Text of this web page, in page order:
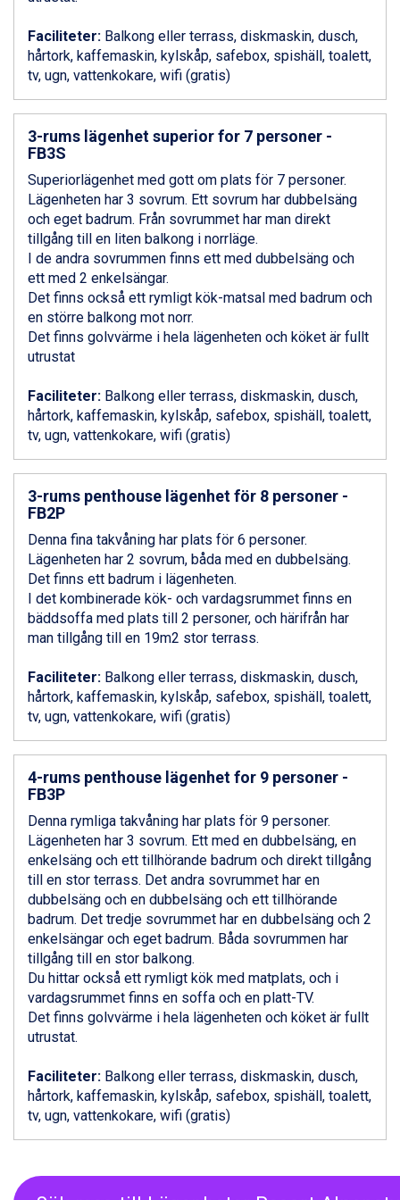
Ponte di Legno från 7.395 kr.
Bad Gastein från 6.295 kr.
Sauze dOulx från 6.145 kr.
Arabba från 11.045 kr.
La Thuile från 7.045 kr.
Cervinia från 8.245 kr.
Bad Hofgastein från 8.595 kr.
Saalbach från 9.445 kr.
Sölden från 12.995 kr.
Champoluc från 5.945 kr.
Sestriere från 6.945 kr.
Wagrain från 7.095 kr.
Fieberbrunn från 9.645 kr.
Ischgl från 11.295 kr.
Val Thorens från 8.395 kr.
St. Anton från 11.245 kr.
Canazei från 7.195 kr.
Livigno från 5.595 kr.
Ponte di Legno från 7.395 kr.
Bad Gastein från 6.295 kr.
Alleghe från 8.545 kr.
Arabba från 11.045 kr.
La Thuile från 7.045 kr.
Cervinia från 8.245 kr.
Passo Tonale från 5.895 kr.
Bad Hofgastein från 8.595 kr.
Saalbach från 9.445 kr.
Sölden från 12.995 kr.
Sestriere från 6.945 kr.
Wagrain från 7.095 kr.
Fieberbrunn från 9.645 kr.
Ischgl från 11.295 kr.
Val Thorens från 8.395 kr.
St. Anton från 11.245 kr.
Zell am See från 6.295 kr.
Canazei från 7.195 kr.
Livigno från 5.595 kr.
Ponte di Legno från 7.395 kr.
Bad Gastein från 6.295 kr.
Sauze dOulx från 6.145 kr.
Alleghe från 8.545 kr.
Arabba från 11.045 kr.
La Thuile från 7.045 kr.
Cervinia från 8.245 kr.
Passo Tonale från 5.895 kr.
Bad Hofgastein från 8.595 kr.
Saalbach från 9.445 kr.
Champoluc från 5.945 kr.
Sestriere från 6.945 kr.
Wagrain från 7.095 kr.
Faciliteter: Balkong eller terrass, diskmaskin, dusch,
hårtork, kaffemaskin, kylskåp, safebox, spishäll, toalett,
tv, ugn, vattenkokare, wifi (gratis)
3-rums lägenhet superior for 7 personer -
FB3S
Superiorlägenhet med gott om plats för 7 personer.
Lägenheten har 3 sovrum. Ett sovrum har dubbelsäng
och eget badrum. Från sovrummet har man direkt
tillgång till en liten balkong i norrläge.
I de andra sovrummen finns ett med dubbelsäng och
ett med 2 enkelsängar.
Det finns också ett rymligt kök-matsal med badrum och
en större balkong mot norr.
Det finns golvvärme i hela lägenheten och köket är fullt
utrustat
Faciliteter: Balkong eller terrass, diskmaskin, dusch,
hårtork, kaffemaskin, kylskåp, safebox, spishäll, toalett,
tv, ugn, vattenkokare, wifi (gratis)
3-rums penthouse lägenhet för 8 personer -
FB2P
Denna fina takvåning har plats för 6 personer.
Lägenheten har 2 sovrum, båda med en dubbelsäng.
Det finns ett badrum i lägenheten.
I det kombinerade kök- och vardagsrummet finns en
bäddsoffa med plats till 2 personer, och härifrån har
man tillgång till en 19m2 stor terrass.
Faciliteter: Balkong eller terrass, diskmaskin, dusch,
hårtork, kaffemaskin, kylskåp, safebox, spishäll, toalett,
tv, ugn, vattenkokare, wifi (gratis)
4-rums penthouse lägenhet for 9 personer -
FB3P
Denna rymliga takvåning har plats för 9 personer.
Lägenheten har 3 sovrum. Ett med en dubbelsäng, en
enkelsäng och ett tillhörande badrum och direkt tillgång
till en stor terrass. Det andra sovrummet har en
dubbelsäng och en dubbelsäng och ett tillhörande
badrum. Det tredje sovrummet har en dubbelsäng och 2
enkelsängar och eget badrum. Båda sovrummen har
tillgång till en stor balkong.
Du hittar också ett rymligt kök med matplats, och i
vardagsrummet finns en soffa och en platt-TV.
Det finns golvvärme i hela lägenheten och köket är fullt
utrustat.
Faciliteter: Balkong eller terrass, diskmaskin, dusch,
hårtork, kaffemaskin, kylskåp, safebox, spishäll, toalett,
tv, ugn, vattenkokare, wifi (gratis)